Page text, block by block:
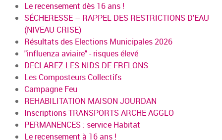
Le recensement dès 16 ans !
SÉCHERESSE – RAPPEL DES RESTRICTIONS D'EAU
(NIVEAU CRISE)
Résultats des Elections Municipales 2026
"influenza aviaire" - risques élevé
DECLAREZ LES NIDS DE FRELONS
Les Composteurs Collectifs
Campagne Feu
REHABILITATION MAISON JOURDAN
Inscriptions TRANSPORTS ARCHE AGGLO
PERMANENCES : service Habitat
Le recensement à 16 ans !